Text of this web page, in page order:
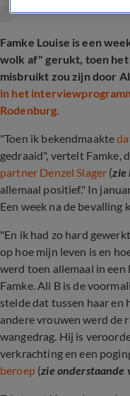
Famke Louise is een
wolk af" gerukt, toen het
misbruikt zou zijn door
in het
Rodenburg.
"Toen ik bekendmaakte
gedraaid", vertelt Famke,
partner Denzel Slager (zie
allemaal positief." In
Een week na de bevalling
"En ik had zo hard
op hoe mijn leven is en
werd toen allemaal in een
Famke. Ali B is de
stelde dat tussen haar en
andere vrouwen werd de
wangedrag. Hij is
verkrachting en een
beroep(zie onderstaande
Eerste zitting in